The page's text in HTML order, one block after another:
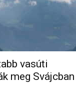
vasúti
meg Svájcban